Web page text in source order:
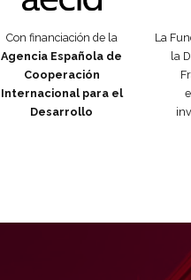
Con financiación de la
Agencia Española de
Cooperación
Internacional para el
Desarrollo
La
la